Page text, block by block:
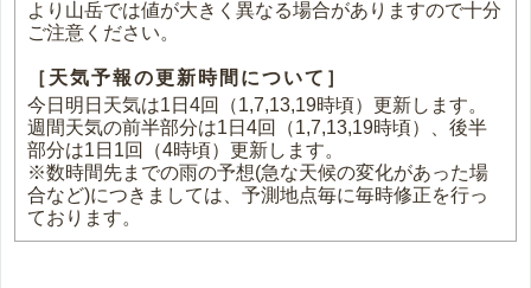
より山岳では値が大きく異なる場合がありますので十分
ご注意ください。
［天気予報の更新時間について］
今日明日天気は1日4回（1,7,13,19時頃）更新します。
週間天気の前半部分は1日4回（1,7,13,19時頃）、後半
部分は1日1回（4時頃）更新します。
※数時間先までの雨の予想(急な天候の変化があった場
合など)につきましては、予測地点毎に毎時修正を行っ
ております。